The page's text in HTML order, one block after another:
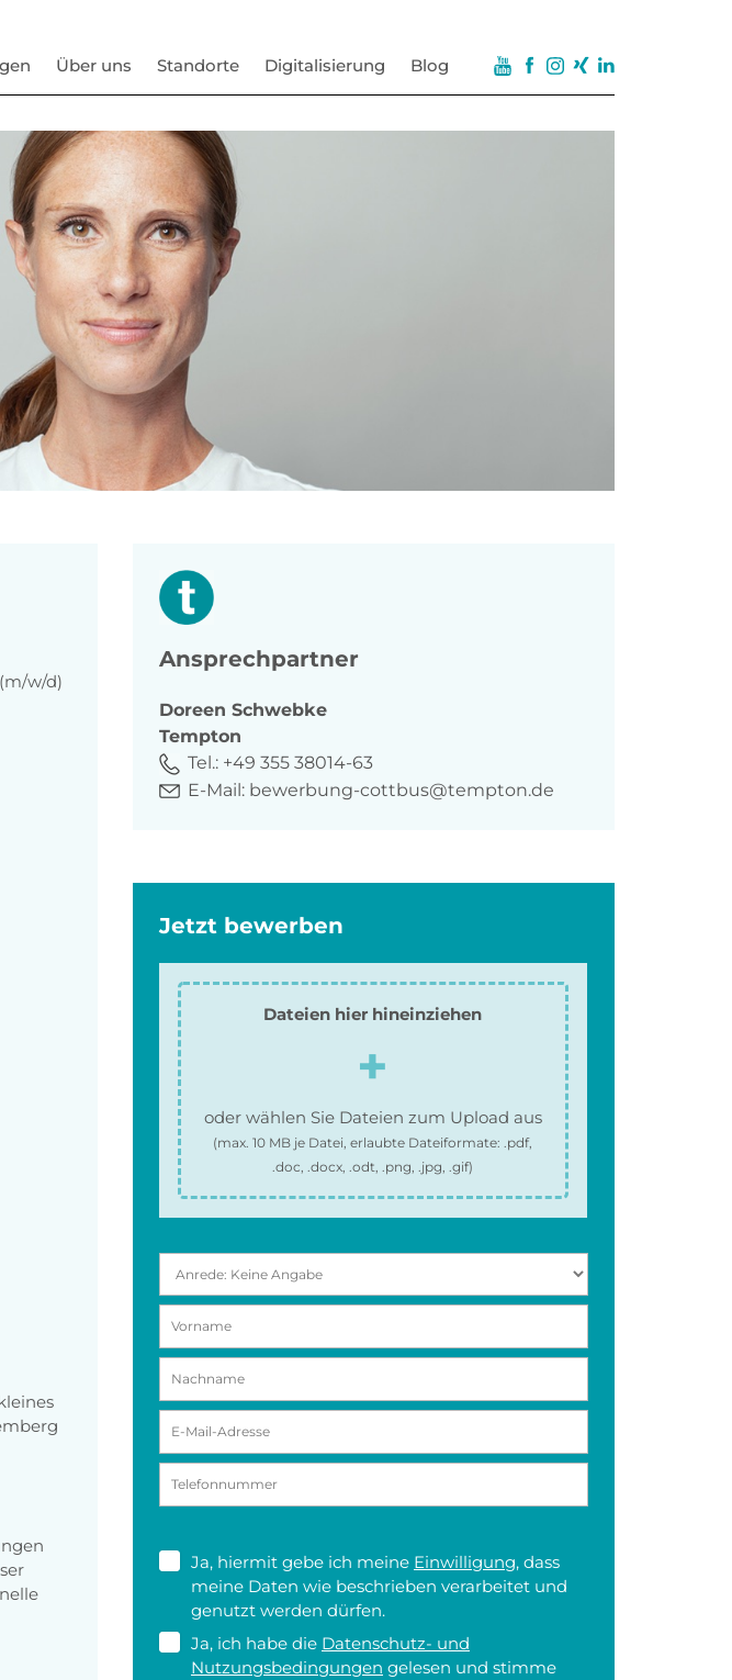
Über uns Standorte Digitalisierung Blog
w/d)
Ansprechpartner
Doreen Schwebke
Tempton
Tel.: +49 355 38014-63
E-Mail: bewerbung-cottbus@tempton.de
Jetzt bewerben
Dateien hier hineinziehen
oder wählen Sie Dateien zum Upload aus
(max.10 MB je Datei, erlaubte Dateiformate:.pdf,
.doc, .docx, .odt, .png, .jpg, .gif)
Ja, hiermit gebe ich meine Einwilligung, dass
meine Daten wie beschrieben verarbeitet und
genutzt werden dürfen.
Ja, ich habe die Datenschutz- und
Nutzungsbedingungen gelesen und stimme